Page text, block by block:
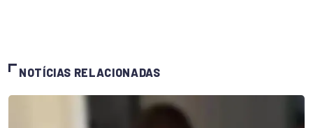
NOTÍCIAS RELACIONADAS